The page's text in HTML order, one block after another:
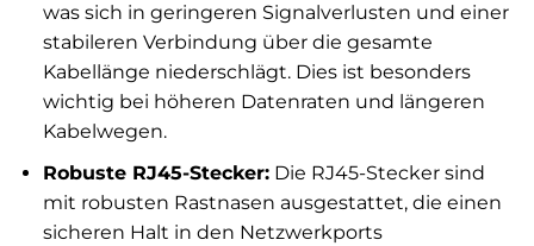
was sich in geringeren Signalverlusten und einer
stabileren Verbindung über die gesamte
Kabellänge niederschlägt. Dies ist besonders
wichtig bei höheren Datenraten und längeren
Kabelwegen.
Robuste RJ45-Stecker:Die RJ45-Stecker sind
mit robusten Rastnasen ausgestattet, die einen
sicheren Halt in den Netzwerkports